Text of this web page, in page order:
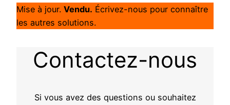
Mise à jour. Vendu. Écrivez-nous pour connaître
les autres solutions.
Contactez-nous
Si vous avez des questions ou souhaitez